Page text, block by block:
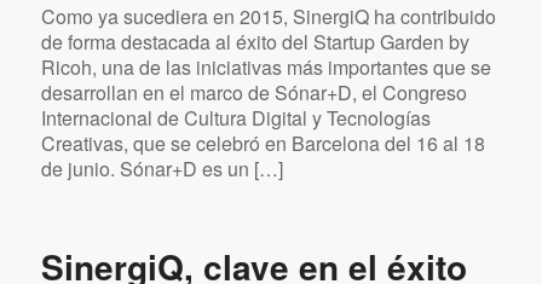
Como ya sucediera en 2015, SinergiQ ha contribuido
de forma destacada al éxito del Startup Garden by
Ricoh, una de las iniciativas más importantes que se
desarrollan en el marco de Sónar+D, el Congreso
Internacional de Cultura Digital y Tecnologías
Creativas, que se celebró en Barcelona del 16 al 18
de junio. Sónar+D es un […]
SinergiQ, clave en el éxito